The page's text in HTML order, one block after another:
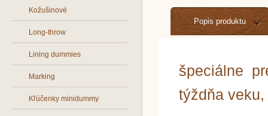
Kožušinové
Long-throw
Lining dummies
Marking
Kľúčenky minidummy
Popis produktu
špeciálne
týždňa